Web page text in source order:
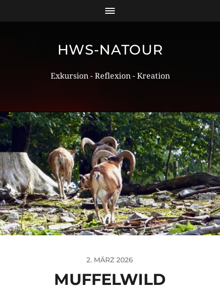
HWS-NATOUR
Exkursion - Reflexion - Kreation
2. MÄRZ 2026
MUFFELWILD